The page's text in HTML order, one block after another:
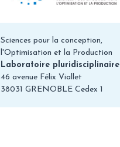
Sciences pour la conception,
l'Optimisation et la Production
Laboratoire pluridisciplinaire
46 avenue Félix Viallet
38031 GRENOBLE Cedex 1